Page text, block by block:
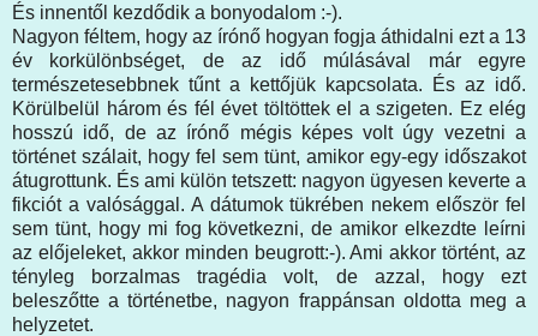
És innentől kezdődik a bonyodalom :-).
Nagyon féltem, hogy az írónő hogyan fogja áthidalni ezt a 13
év korkülönbséget, de az idő múlásával már egyre
természetesebbnek tűnt a kettőjük kapcsolata. És az idő.
Körülbelül három és fél évet töltöttek el a szigeten. Ez elég
hosszú idő, de az írónő mégis képes volt úgy vezetni a
történet szálait, hogy fel sem tünt, amikor egy-egy időszakot
átugrottunk. És ami külön tetszett: nagyon ügyesen keverte a
fikciót a valósággal. A dátumok tükrében nekem először fel
sem tünt, hogy mi fog következni, de amikor elkezdte leírni
az előjeleket, akkor minden beugrott:-). Ami akkor történt, az
tényleg borzalmas tragédia volt, de azzal, hogy ezt
beleszőtte a történetbe, nagyon frappánsan oldotta meg a
helyzetet.